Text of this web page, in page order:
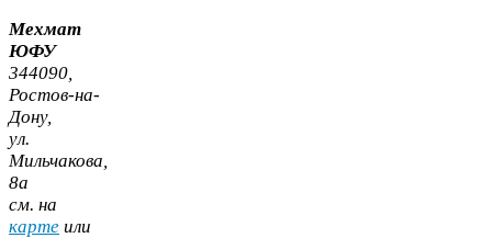
Мехмат
ЮФУ
344090,
Ростов-​на-​
Дону,
ул.
Мильчакова,
8а
cм. на
карте или